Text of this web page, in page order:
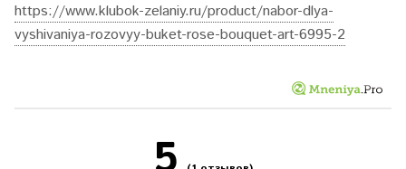
https://www.klubok-zelaniy.ru/product/nabor-dlya-
vyshivaniya-rozovyy-buket-rose-bouquet-art-6995-2